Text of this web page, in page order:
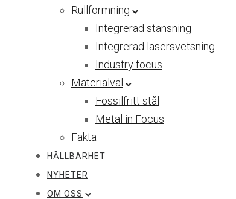
Rullformning
Integrerad stansning
Integrerad lasersvetsning
Industry focus
Materialval
Fossilfritt stål
Metal in Focus
Fakta
HÅLLBARHET
NYHETER
OM OSS